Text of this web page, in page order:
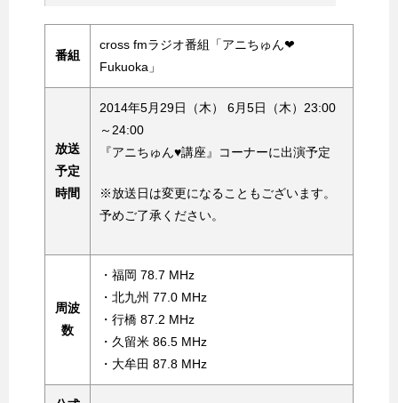
番組
cross fmラジオ番組「アニちゅん❤
Fukuoka」
放送
予定
時間
2014年5月29日（木） 6月5日（木）23:00
～24:00
『アニちゅん♥講座』コーナーに出演予定
※放送日は変更になることもございます。
予めご了承ください。
周波
数
・福岡 78.7 MHz
・北九州 77.0 MHz
・行橋 87.2 MHz
・久留米 86.5 MHz
・大牟田 87.8 MHz